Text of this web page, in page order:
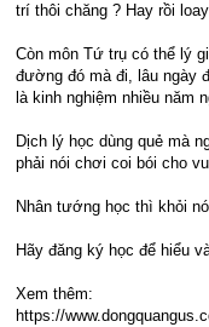
trí thôi chăng ? Hay rồi
Còn môn Tứ trụ có thể lý
đường đó mà đi, lâu ngày
là kinh nghiệm nhiều năm
Dịch lý học dùng quẻ mà
phải nói chơi coi bói cho
Nhân tướng học thì khỏi
Hãy đăng ký học để hiểu
Xem thêm:
https://